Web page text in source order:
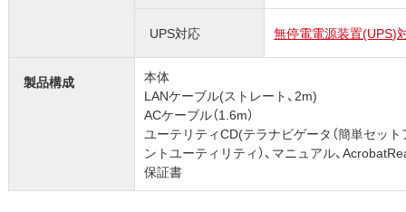
UPS対応 無停電電源装置(UPS)
製品構成
本体
LANケーブル(ストレート、2m)
ACケーブル（1.6m）
ユーテリティCD(テラナビゲータ（簡単セッ
ントユーティリティ）、マニュアル、
保証書